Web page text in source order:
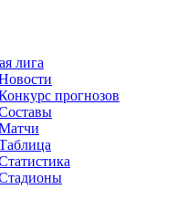
лига
прогнозов